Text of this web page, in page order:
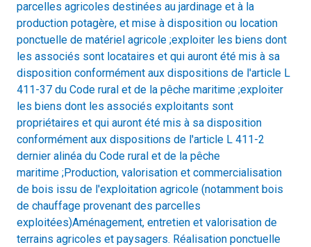
parcelles agricoles destinées au jardinage et à la
production potagère, et mise à disposition ou location
ponctuelle de matériel agricole ;exploiter les biens dont
les associés sont locataires et qui auront été mis à sa
disposition conformément aux dispositions de l'article L
411-37 du Code rural et de la pêche maritime ;exploiter
les biens dont les associés exploitants sont
propriétaires et qui auront été mis à sa disposition
conformément aux dispositions de l'article L 411-2
dernier alinéa du Code rural et de la pêche
maritime ;Production, valorisation et commercialisation
de bois issu de l'exploitation agricole (notamment bois
de chauffage provenant des parcelles
exploitées)Aménagement, entretien et valorisation de
terrains agricoles et paysagers. Réalisation ponctuelle